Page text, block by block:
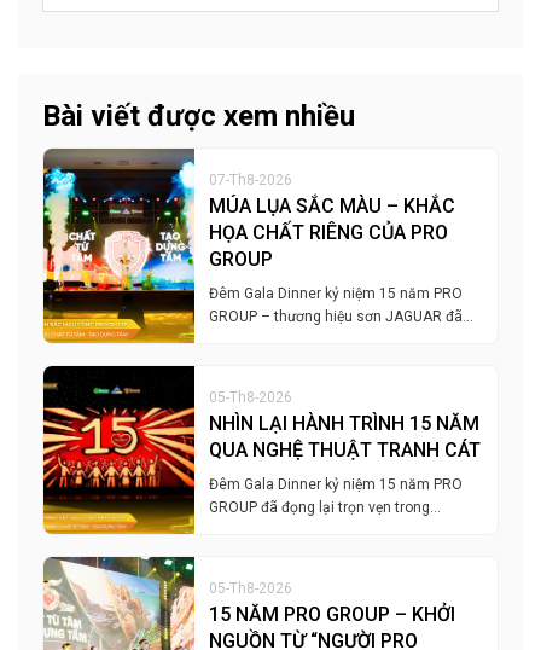
Bài viết được xem nhiều
07-Th8-2026
MÚA LỤA SẮC MÀU – KHẮC
HỌA CHẤT RIÊNG CỦA PRO
GROUP
Đêm Gala Dinner kỷ niệm 15 năm PRO
GROUP – thương hiệu sơn JAGUAR đã…
05-Th8-2026
NHÌN LẠI HÀNH TRÌNH 15 NĂM
QUA NGHỆ THUẬT TRANH CÁT
Đêm Gala Dinner kỷ niệm 15 năm PRO
GROUP đã đọng lại trọn vẹn trong…
05-Th8-2026
15 NĂM PRO GROUP – KHỞI
NGUỒN TỪ “NGƯỜI PRO